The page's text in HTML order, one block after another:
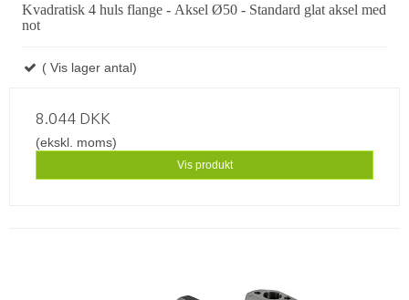
Kvadratisk 4 huls flange - Aksel Ø50 - Standard glat aksel med
not
( Vis lager antal)
8.044 DKK
(ekskl. moms)
Vis produkt